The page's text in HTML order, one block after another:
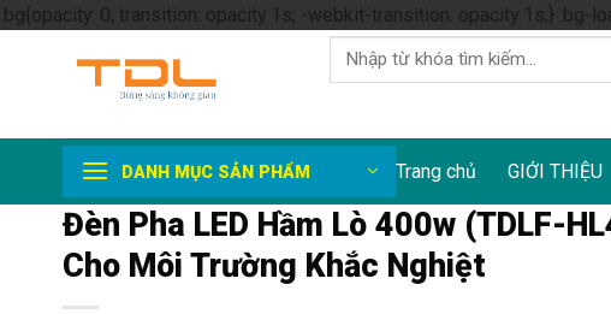
.bg{opacity: 0; transition: opacity 1s; -webkit-transition: opacity 1s;} .bg-
Tìm
kiếm:
DANH MỤC SẢN PHẨM Trang chủ GIỚI THIỆU
Đèn Pha LED Hầm Lò 400w (TDLF-
Cho Môi Trường Khắc Nghiệt